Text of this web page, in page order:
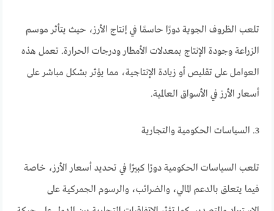
تلعب الظروف الجوية دورًا حاسمًا في إنتاج الأرز، حيث يتأثر موسم
الزراعة وجودة الإنتاج بمعدلات الأمطار ودرجات الحرارة. تعمل هذه
العوامل على تقليص أو زيادة الإنتاجية، مما يؤثر بشكل مباشر على
أسعار الأرز في الأسواق العالمية.
3. السياسات الحكومية والتجارية
تلعب السياسات الحكومية دورًا كبيرًا في تحديد أسعار الأرز، خاصة
فيما يتعلق بالدعم المالي، والضرائب، والرسوم الجمركية على